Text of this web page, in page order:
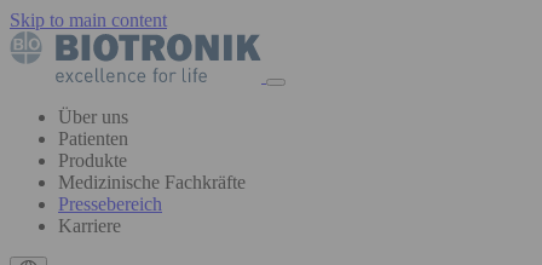
Skip to main content
Über uns
Patienten
Produkte
Medizinische Fachkräfte
Pressebereich
Karriere